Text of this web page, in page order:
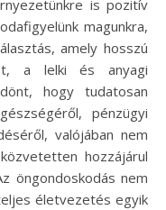
is pozitív
magunkra,
amely hosszú
a lelki és anyagi
hogy tudatosan
pénzügyi
valójában nem
hozzájárul
öngondoskodás nem
életvezetés egyik